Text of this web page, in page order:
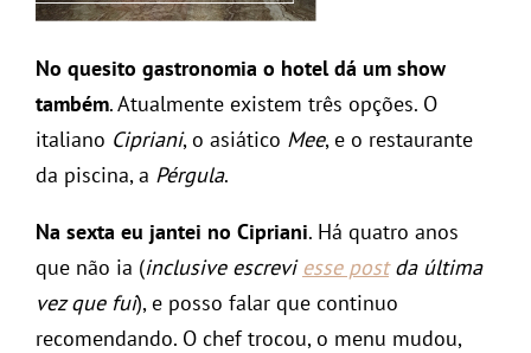
No quesito gastronomia o hotel dá um show
também. Atualmente existem três opções. O
italiano Cipriani, o asiático Mee, e o restaurante
da piscina, a Pérgula.
Na sexta eu jantei no Cipriani. Há quatro anos
que não ia (inclusive escreviesse postda última
vez que fui), e posso falar que continuo
recomendando. O chef trocou, o menu mudou,